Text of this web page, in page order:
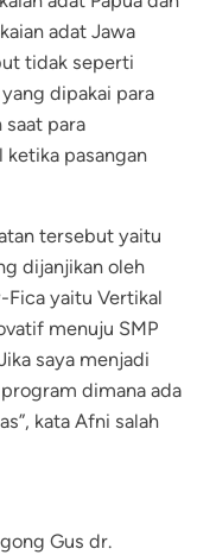
adat Jawa
tidak seperti
dipakai para
saat para
pasangan
tersebut yaitu
dijanjikan oleh
Fica yaitu Vertikal
menuju SMP
saya menjadi
dimana ada
kata Afni salah
Gus dr.